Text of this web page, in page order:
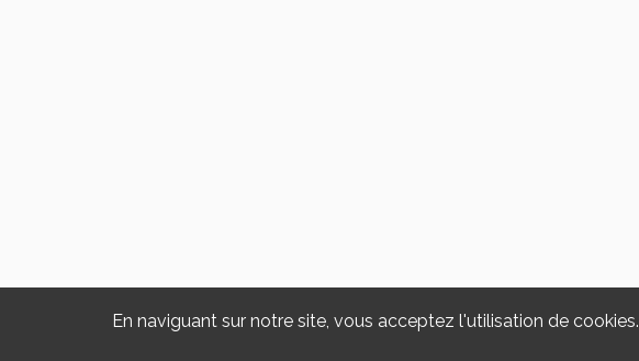
En naviguant sur notre site, vous acceptez l'utilisation de cookies.